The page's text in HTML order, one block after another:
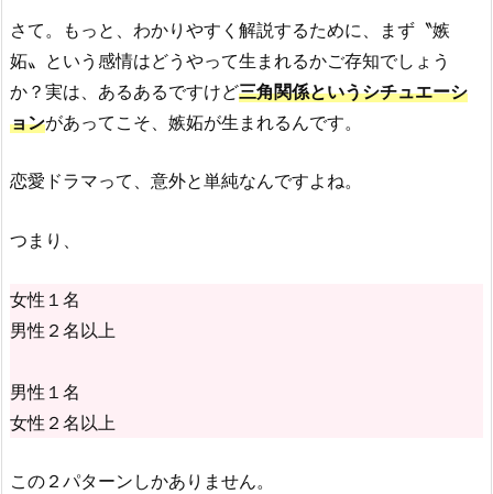
さて。もっと、わかりやすく解説するために、まず〝嫉
妬〟という感情はどうやって生まれるかご存知でしょう
か？実は、あるあるですけど三角関係というシチュエーシ
ョンがあってこそ、嫉妬が生まれるんです。
恋愛ドラマって、意外と単純なんですよね。
つまり、
女性１名
男性２名以上
男性１名
女性２名以上
この２パターンしかありません。